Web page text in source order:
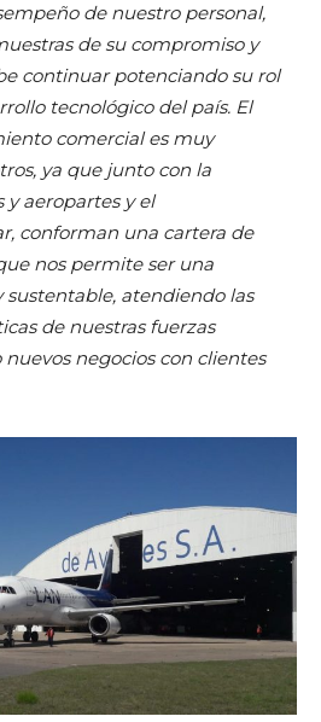
de nuestro personal,
de su compromiso y
continuar potenciando su rol
tecnológico del país. El
comercial es muy
ya que junto con la
y aeropartes y el
conforman una cartera de
nos permite ser una
sustentable, atendiendo las
de nuestras fuerzas
negocios con clientes